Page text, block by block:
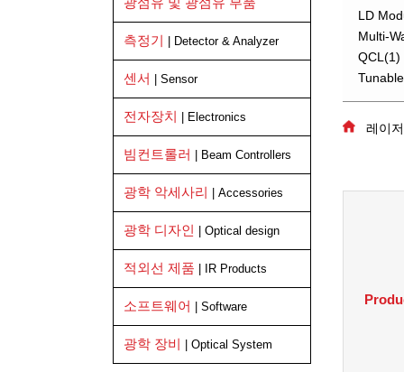
측정기 | Detector & Analyzer
센서 | Sensor
전자장치 | Electronics
빔컨트롤러 | Beam Controllers
광학 악세사리 | Accessories
광학 디자인 | Optical design
적외선 제품 | IR Products
소프트웨어 | Software
광학 장비 | Optical System
LD
Multi-
QCL(1)
레이